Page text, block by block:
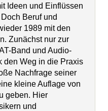
Ideen und Einflüssen
Beruf und
1989 mit den
Zunächst nur zur
Band und Audio-
den Weg in die Praxis
Nachfrage seiner
kleine Auflage von
geben. Hier
und